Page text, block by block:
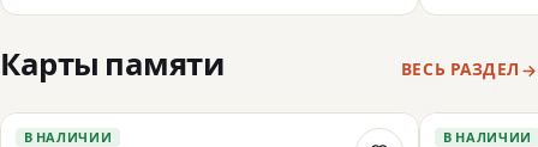
Карты памяти ВЕСЬ РАЗДЕЛ
В НАЛИЧИИ В НАЛИЧИИ